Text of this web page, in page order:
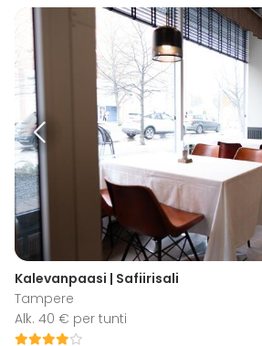
Kalevanpaasi | Safiirisali
Tampere
Alk. 40 € per tunti